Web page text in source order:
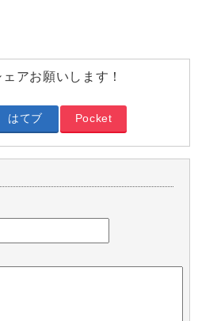
アお願いします！
はてブ Pocket